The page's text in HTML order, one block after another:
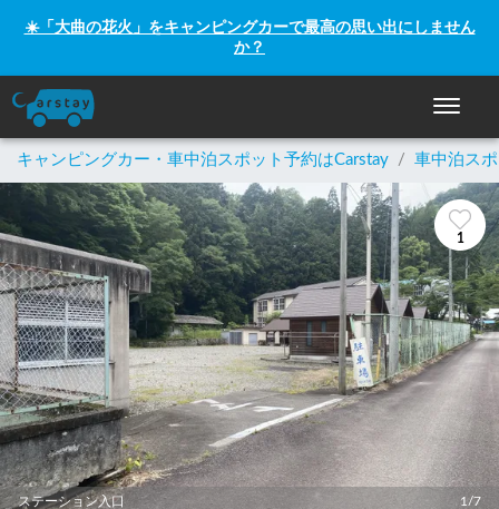
☀️「大曲の花火」をキャンピングカーで最高の思い出にしません
か？
ナビゲ
キャンピングカー・車中泊スポット予約はCarstay / 車中泊ス
1
ステーション入口 1/7